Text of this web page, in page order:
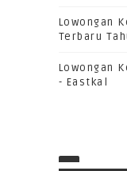
Lowongan
Terbaru
Lowongan
- Eastkal